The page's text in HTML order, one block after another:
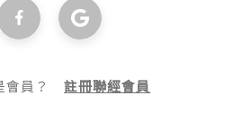
會員？註冊聯經會員